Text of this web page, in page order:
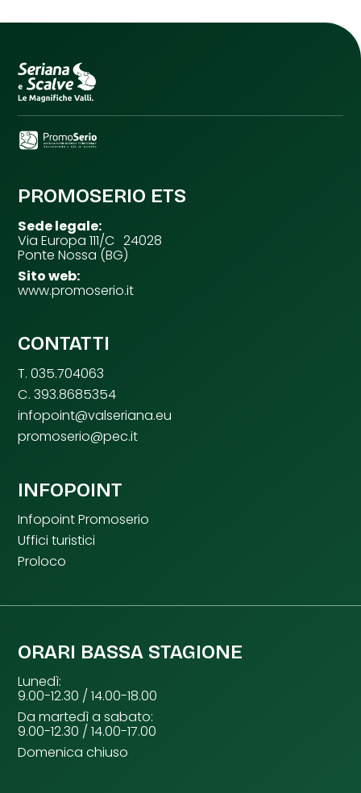
PROMOSERIO ETS
Sede legale:
Via Europa 111/C 24028
Ponte Nossa (BG)
Sito web:
www.promoserio.it
CONTATTI
T. 035.704063
C. 393.8685354
infopoint@valseriana.eu
promoserio@pec.it
INFOPOINT
Infopoint Promoserio
Uffici turistici
Proloco
ORARI BASSA STAGIONE
Lunedì:
9.00-12.30 / 14.00-18.00
Da martedì a sabato:
9.00-12.30 / 14.00-17.00
Domenica chiuso